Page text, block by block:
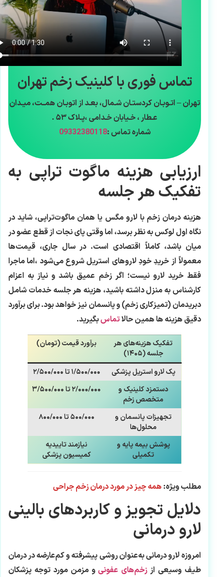
تماس فوری با کلینیک زخم تهران
تهران – اتـوبـان کردستـان شـمال، بعـد از اتوبـان همــت، میـدان
عـطار ، خـیابان خـدامی ،پـلاک ۵۳ .
شماره تماس :09332380118
ارزیابی هزینه ماگوت تراپی به
تفکیک هر جلسه
هزینه درمان زخم با لارو مگس یا همان ماگوت‌تراپی، شاید در
نگاه اول لوکس به نظر برسد، اما وقتی پای نجات از قطع عضو در
میان باشد، کاملاً اقتصادی است. در سال جاری، قیمت‌ها
معمولاً از خریدِ خودِ لاروهای استریل شروع می‌شود ،اما ماجرا
فقط خرید لارو نیست؛ اگر زخم عمیق باشد و نیاز به اعزام
کارشناس به منزل داشته باشید، هزینه هر جلسه خدمات شامل
دبریدمان (تمیزکاری زخم) و پانسمان نیز خواهد بود. برای برآورد
دقیق هزینه ها همین حالاتماسبگیرید.
تفکیک هزینه‌های هر
جلسه (۱۴۰۵)
برآورد قیمت (تومان)
پک لارو استریل پزشکی
۱/۵۰۰/۰۰۰ تا ۲/۵۰۰/۰۰۰
دستمزد کلینیک و
متخصص زخم
۲/۰۰۰/۰۰۰ تا ۳/۵۰۰/۰۰۰
تجهیزات پانسمان و
محلول‌ها
۵۰۰/۰۰۰ تا ۸۰۰/۰۰۰
پوشش بیمه پایه و
تکمیلی
نیازمند تاییدیه
کمیسیون پزشکی
مطلب ویژه:همه چیز در مورد درمان زخم جراحی
دلایل تجویز و کاربردهای بالینی
لارو درمانی
امروزه لارو درمانی به‌عنوان روشی پیشرفته و کم‌عارضه در درمان
طیف وسیعی از زخم‌های عفونی و مزمن مورد توجه پزشکان